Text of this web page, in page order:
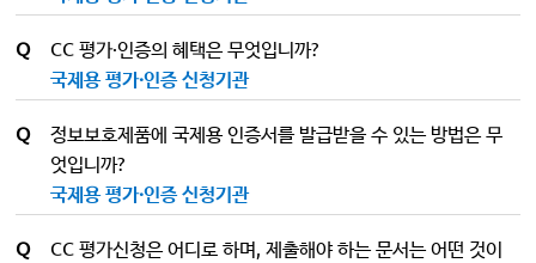
Q
CC 평가·인증의 혜택은 무엇입니까?
국제용 평가·인증 신청기관
Q
정보보호제품에 국제용 인증서를 발급받을 수 있는 방법은 무
엇입니까?
국제용 평가·인증 신청기관
Q
CC 평가신청은 어디로 하며, 제출해야 하는 문서는 어떤 것이